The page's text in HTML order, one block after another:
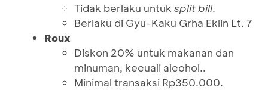
Tidak berlaku untuk split bill.
Berlaku di Gyu-Kaku Grha Eklin Lt. 7
Roux
Diskon 20% untuk makanan dan
minuman, kecuali alcohol..
Minimal transaksi Rp350.000.